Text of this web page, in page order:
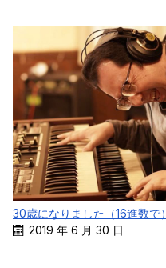
30歳になりました（16進数で）
2019 年 6 月 30 日